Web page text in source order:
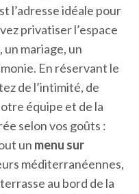
l’adresse idéale pour
privatiser l’espace
mariage, un
En réservant le
de l’intimité, de
équipe et de la
selon vos goûts :
un menu sur
méditerranéennes,
au bord de la